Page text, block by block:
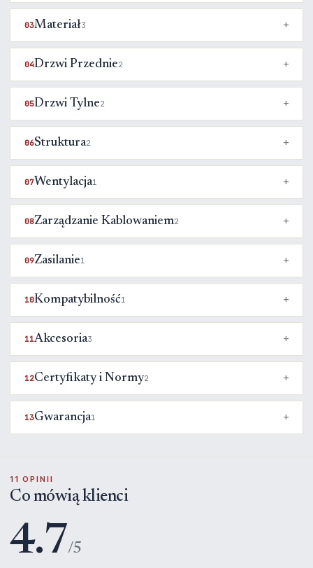
03Materiał3
04Drzwi Przednie2
05Drzwi Tylne2
06Struktura2
07Wentylacja1
08Zarządzanie Kablowaniem2
09Zasilanie1
10Kompatybilność1
11Akcesoria3
12Certyfikaty i Normy2
13Gwarancja1
11 OPINII
Co mówią klienci
4.7/5